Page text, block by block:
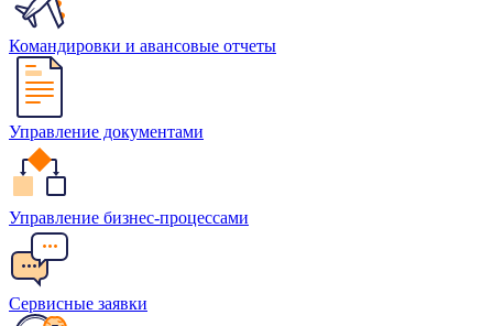
Командировки и авансовые отчеты
Управление документами
Управление бизнес-процессами
Сервисные заявки